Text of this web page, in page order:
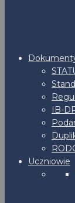
IB-
Uczniowie